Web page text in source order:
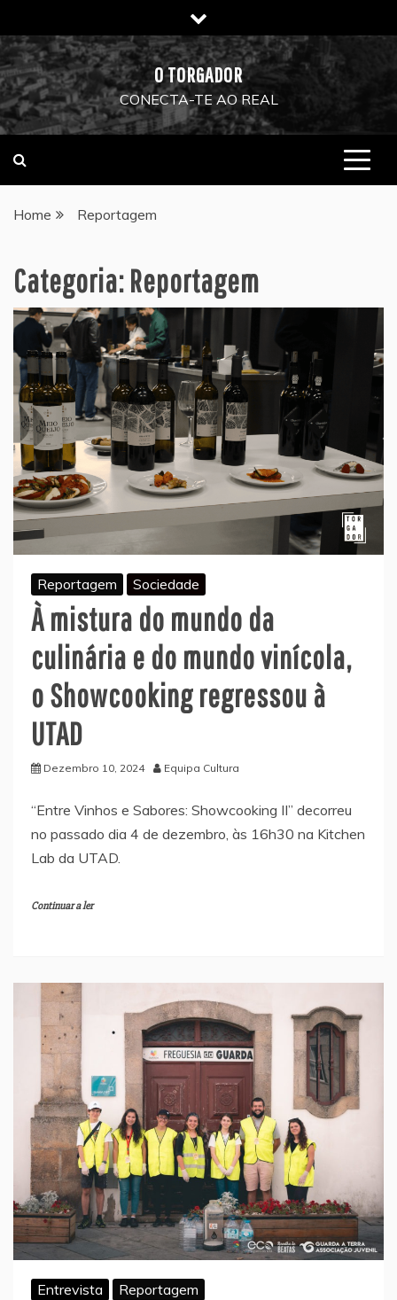
to
content
O TORGADOR
CONECTA-TE AO REAL
Home Reportagem
Categoria:Reportagem
Reportagem Sociedade
À mistura do mundo da
culinária e do mundo vinícola,
o Showcooking regressou à
UTAD
Dezembro 10, 2024 Equipa Cultura
“Entre Vinhos e Sabores: Showcooking II” decorreu
no passado dia 4 de dezembro, às 16h30 na Kitchen
Lab da UTAD.
Continuar a ler
Entrevista Reportagem